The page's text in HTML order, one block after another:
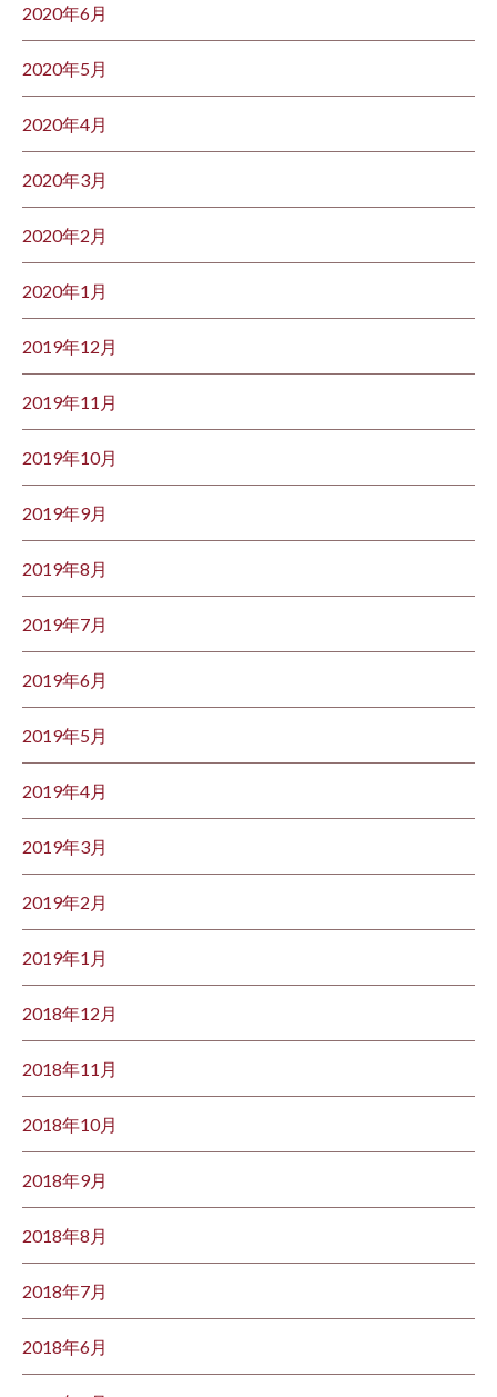
2020年6月
2020年5月
2020年4月
2020年3月
2020年2月
2020年1月
2019年12月
2019年11月
2019年10月
2019年9月
2019年8月
2019年7月
2019年6月
2019年5月
2019年4月
2019年3月
2019年2月
2019年1月
2018年12月
2018年11月
2018年10月
2018年9月
2018年8月
2018年7月
2018年6月